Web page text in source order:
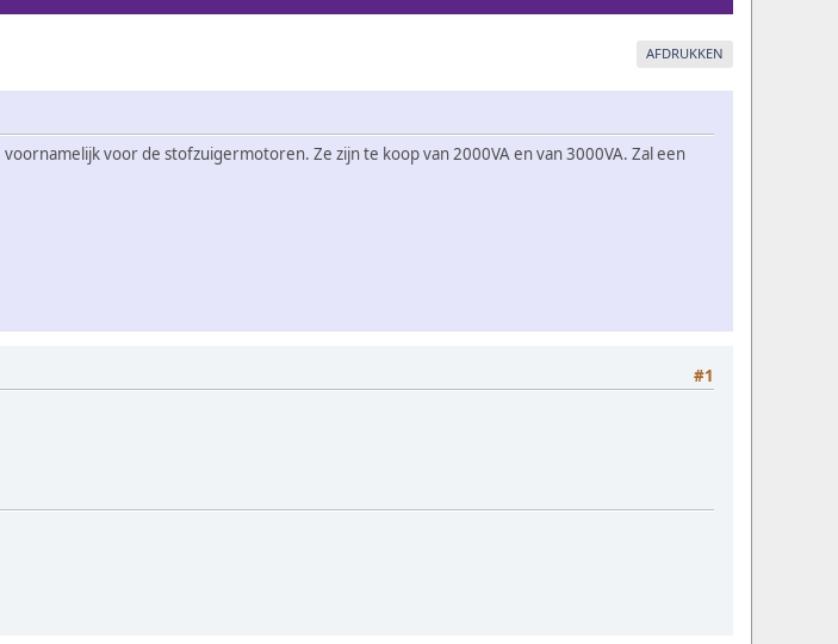
AFDRUKKEN
voornamelijk voor de stofzuigermotoren. Ze zijn te koop van 2000VA en van 3000VA. Zal een
#1